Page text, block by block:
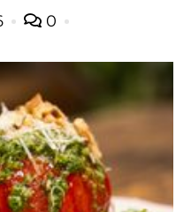
0